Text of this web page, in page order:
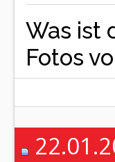
Was ist
Fotos